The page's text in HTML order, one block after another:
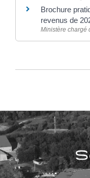
Brochure
revenus de
Ministère chargé